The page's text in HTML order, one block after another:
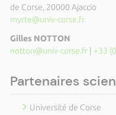
de Corse, 20000 Ajaccio
myrte@univ-corse.fr
Gilles NOTTON
notton@univ-corse.fr| +33
Partenaires
Université de Corse